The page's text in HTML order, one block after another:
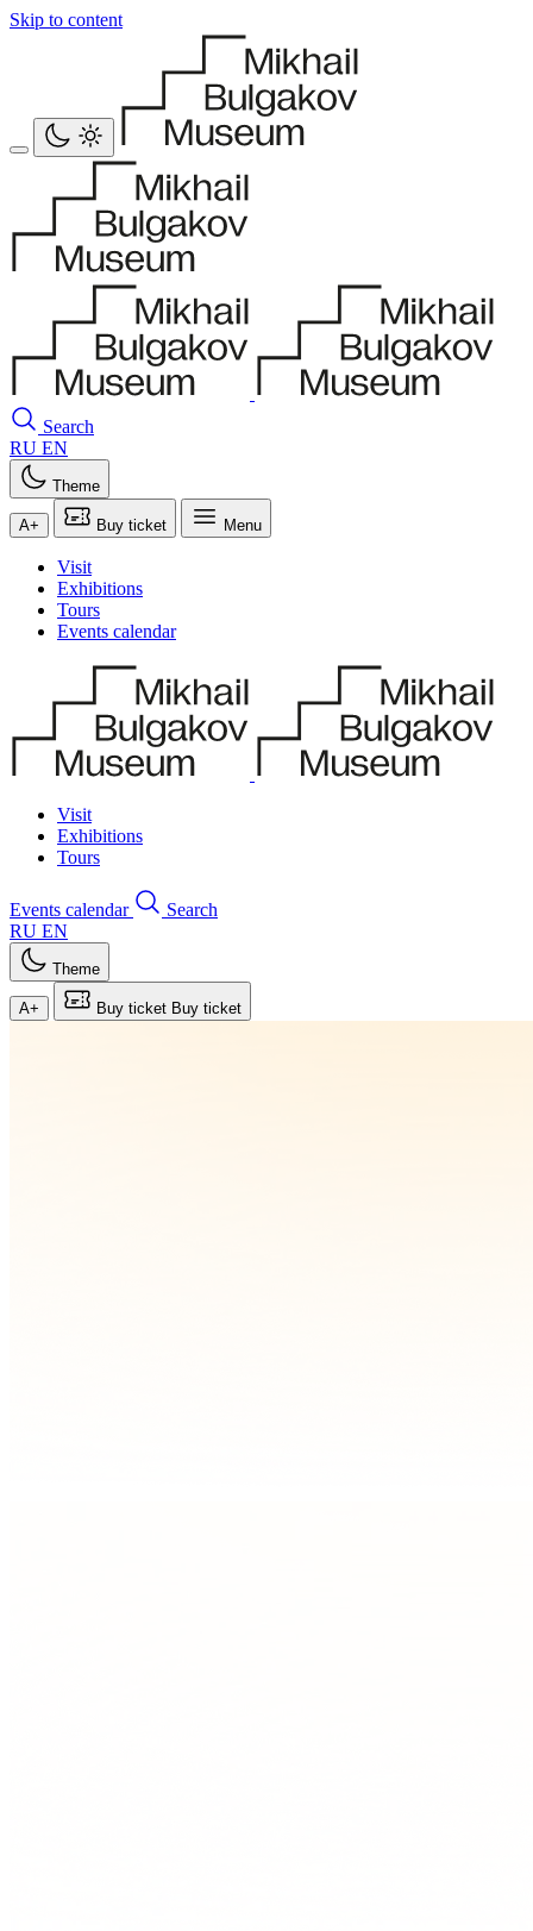
Skip to content
Search
RU EN
Theme
A+ Buy ticket Menu
Visit
Exhibitions
Tours
Events calendar
Visit
Exhibitions
Tours
Events calendar
Search
RU EN
Theme
A+ Buy ticket Buy ticket